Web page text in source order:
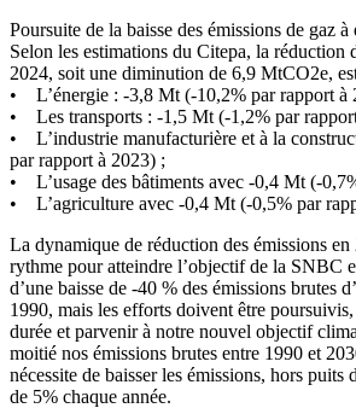
Poursuite de la baisse des émissions de gaz
Selon les estimations du Citepa, la réduction
2024, soit une diminution de 6,9 MtCO2e,
• L’énergie : -3,8 Mt (-10,2% par rapport à
• Les transports : -1,5 Mt (-1,2% par
• L’industrie manufacturière et à la
par rapport à 2023) ;
• L’usage des bâtiments avec -0,4 Mt (-
• L’agriculture avec -0,4 Mt (-0,5% par
La dynamique de réduction des émissions en
rythme pour atteindre l’objectif de la SNBC
d’une baisse de -40 % des émissions brutes
1990, mais les efforts doivent être poursuivis,
durée et parvenir à notre nouvel objectif
moitié nos émissions brutes entre 1990 et
nécessite de baisser les émissions, hors puits
de 5% chaque année.